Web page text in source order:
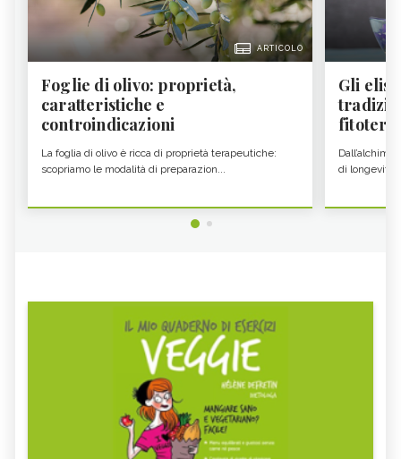
ARTICOLO
Foglie di olivo: proprietà,
caratteristiche e
controindicazioni
La foglia di olivo è ricca di proprietà terapeutiche:
scopriamo le modalità di preparazion...
Gli
fitoter...
di longevità